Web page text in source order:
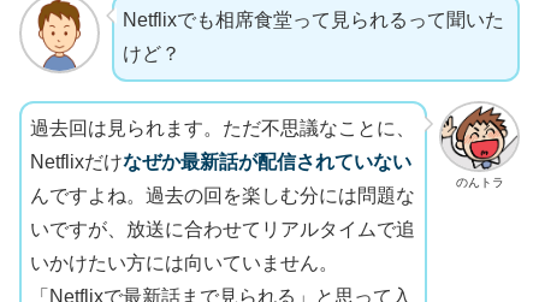
Netflixでも相席食堂って見られるって聞いた
けど？
のんトラ
過去回は見られます。ただ不思議なことに、
Netflixだけなぜか最新話が配信されていない
んですよね。過去の回を楽しむ分には問題な
いですが、放送に合わせてリアルタイムで追
いかけたい方には向いていません。
「Netflixで最新話まで見られる」と思って入